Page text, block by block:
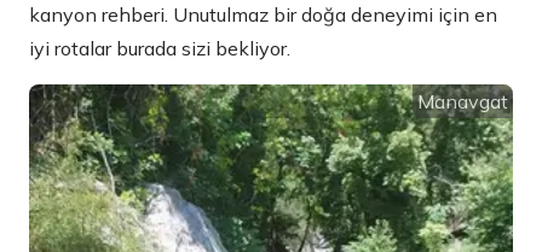
kanyon rehberi. Unutulmaz bir doğa deneyimi için en
iyi rotalar burada sizi bekliyor.
Manavgat